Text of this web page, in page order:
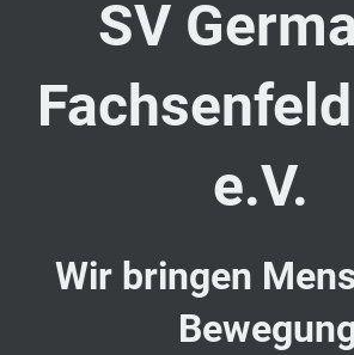
SV
e.V.
Wir bringen